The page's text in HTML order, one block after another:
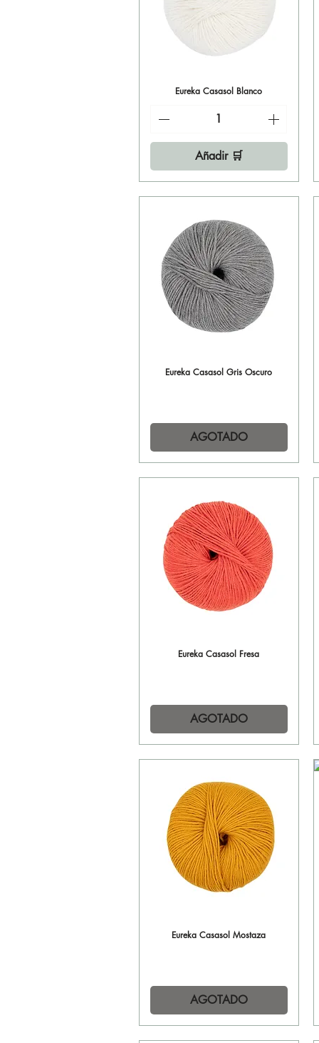
Vista rápida
Eureka Casasol Blanco
Añadir 🛒
Vista rápida
Eureka Casasol Gris Oscuro
AGOTADO
Vista rápida
Eureka Casasol Fresa
AGOTADO
Vista rápida
Eureka Casasol Mostaza
AGOTADO